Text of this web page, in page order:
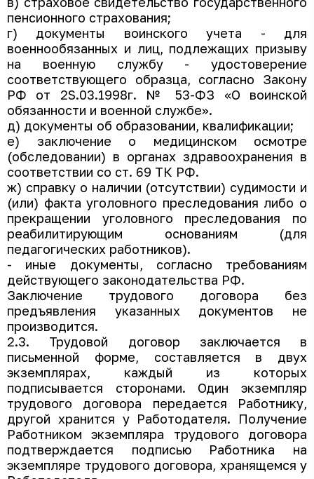
пенсионного страхования;
г) документы воинского учета - для
военнообязанных и лиц, подлежащих призыву
на военную службу - удостоверение
соответствующего образца, согласно Закону
РФ от 2S.03.1998г. № 53-ФЗ «О воинской
обязанности и военной службе».
д) документы об образовании, квалификации;
е) заключение о медицинском осмотре
(обследовании) в органах здравоохранения в
соответствии со ст. 69 ТК РФ.
ж) справку о наличии (отсутствии) судимости и
(или) факта уголовного преследования либо о
прекращении уголовного преследования по
реабилитирующим основаниям (для
педагогических работников).
- иные документы, согласно требованиям
действующего законодательства РФ.
Заключение трудового договора без
предъявления указанных документов не
производится.
2.3. Трудовой договор заключается в
письменной форме, составляется в двух
экземплярах, каждый из которых
подписывается сторонами. Один экземпляр
трудового договора передается Работнику,
другой хранится у Работодателя. Получение
Работником экземпляра трудового договора
подтверждается подписью Работника на
экземпляре трудового договора, хранящемся у